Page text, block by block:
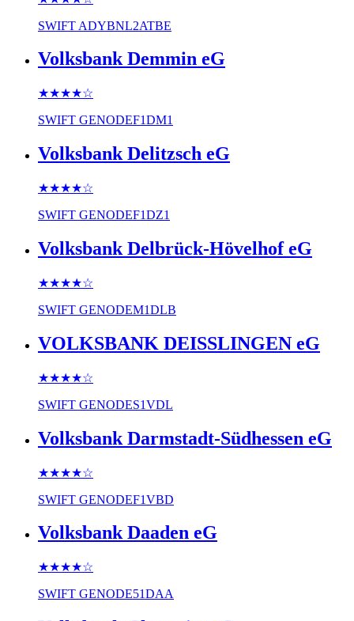
SWIFT ADYBNL2ATBE
Volksbank Demmin eG
★★★★☆
SWIFT GENODEF1DM1
Volksbank Delitzsch eG
★★★★☆
SWIFT GENODEF1DZ1
Volksbank Delbrück-Hövelhof eG
★★★★☆
SWIFT GENODEM1DLB
VOLKSBANK DEISSLINGEN eG
★★★★☆
SWIFT GENODES1VDL
Volksbank Darmstadt-Südhessen eG
★★★★☆
SWIFT GENODEF1VBD
Volksbank Daaden eG
★★★★☆
SWIFT GENODE51DAA